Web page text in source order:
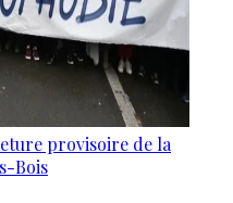
provisoire de la
Bois